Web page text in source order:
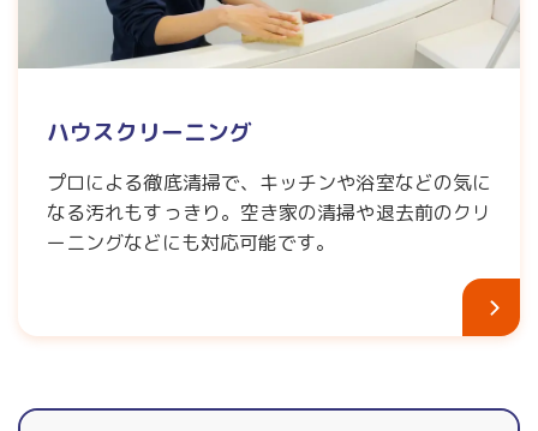
ハウスクリーニング
プロによる徹底清掃で、キッチンや浴室などの気に
なる汚れもすっきり。空き家の清掃や退去前のクリ
ーニングなどにも対応可能です。